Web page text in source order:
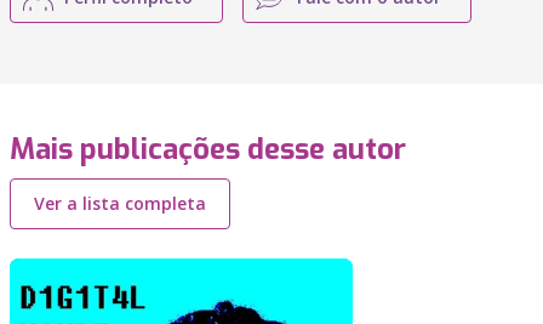
Mais publicações desse autor
Ver a lista completa